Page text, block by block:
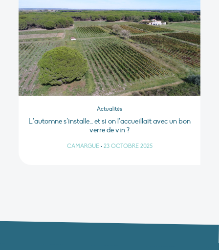
Actualités
L’automne s’installe… et si on l’accueillait avec un bon
verre de vin ?
CAMARGUE • 23 OCTOBRE 2025